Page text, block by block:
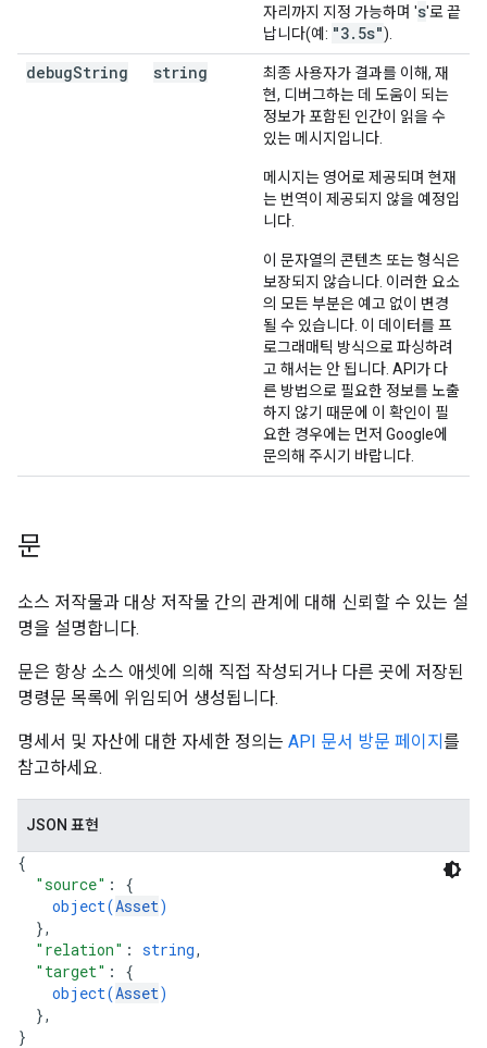
자리까지 지정 가능하며 's'로 끝
납니다(예: "3.5s").
debugString string
최종 사용자가 결과를 이해, 재
현, 디버그하는 데 도움이 되는
정보가 포함된 인간이 읽을 수
있는 메시지입니다.
메시지는 영어로 제공되며 현재
는 번역이 제공되지 않을 예정입
니다.
이 문자열의 콘텐츠 또는 형식은
보장되지 않습니다. 이러한 요소
의 모든 부분은 예고 없이 변경
될 수 있습니다. 이 데이터를 프
로그래매틱 방식으로 파싱하려
고 해서는 안 됩니다. API가 다
른 방법으로 필요한 정보를 노출
하지 않기 때문에 이 확인이 필
요한 경우에는 먼저 Google에
문의해 주시기 바랍니다.
문
소스 저작물과 대상 저작물 간의 관계에 대해 신뢰할 수 있는 설
명을 설명합니다.
문은 항상 소스 애셋에 의해 직접 작성되거나 다른 곳에 저장된
명령문 목록에 위임되어 생성됩니다.
명세서 및 자산에 대한 자세한 정의는 API 문서 방문 페이지 를
참고하세요.
JSON 표현
{
"source" : {
object(Asset)
},
"relation" : string,
"target" : {
object(Asset)
},
}